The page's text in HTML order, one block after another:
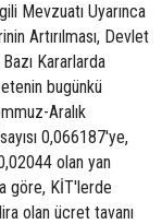
Mevzuatı Uyarınca
Artırılması, Devlet
Kararlarda
bugünkü
Aralık
0,066187'ye,
olan yan
göre, KİT'lerde
olan ücret tavanı